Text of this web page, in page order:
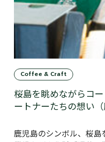
Coffee & Craft
桜島を眺めながらコ
ートナーたちの想い
鹿児島のシンボル、桜島